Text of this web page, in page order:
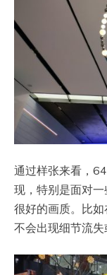
通过样张来看，
现，特别是面对
很好的画质。比
不会出现细节流失